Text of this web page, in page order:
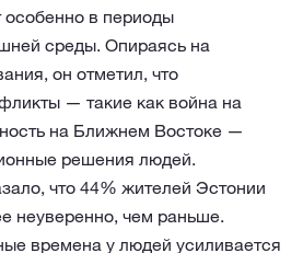
особенно в периоды
среды. Опираясь на
он отметил, что
— такие как война на
на Ближнем Востоке —
решения людей.
что 44% жителей Эстонии
неуверенно, чем раньше.
времена у людей усиливается